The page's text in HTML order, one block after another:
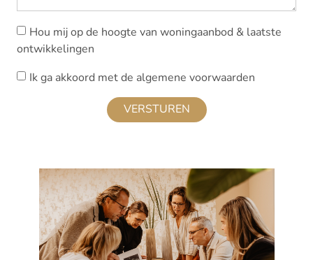
Hou mij op de hoogte van woningaanbod & laatste
ontwikkelingen
Ik ga akkoord met de algemene voorwaarden
VERSTUREN